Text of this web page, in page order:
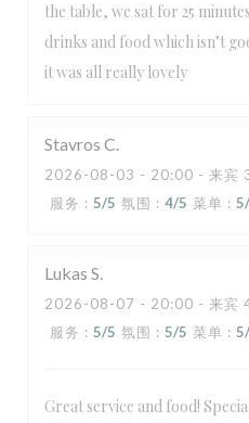
the table, we sat for 25
drinks and food which isn’t
it was all really lovely
Stavros C
2026-08-03 - 20:00 - 来宾
服务 : 5/5 氛围 : 4/5 菜单 : 5
Lukas S
2026-08-07 - 20:00 - 来宾
服务 : 5/5 氛围 : 5/5 菜单 : 5
Great service and food!